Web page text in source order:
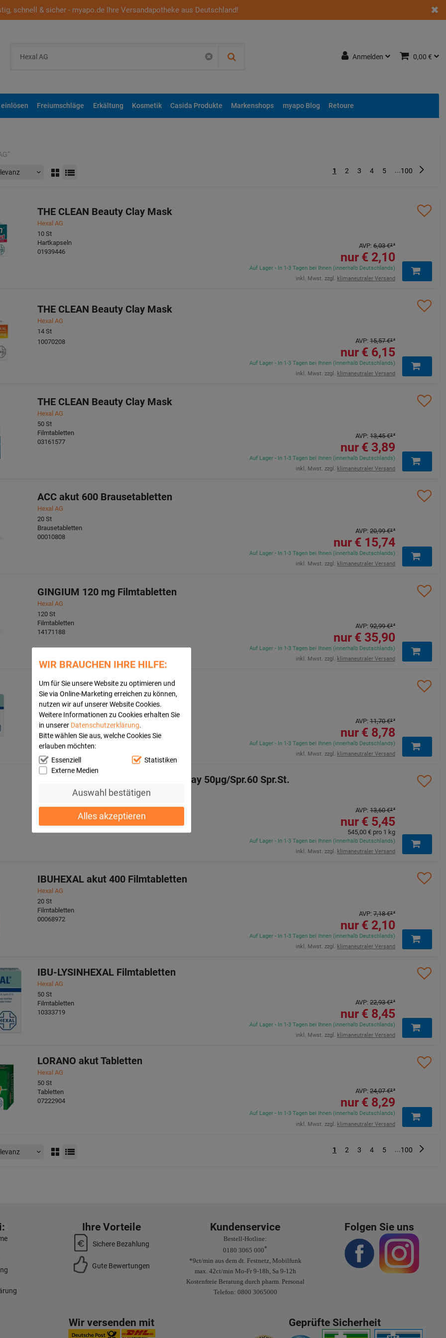
schnell & sicher - myapo.de Ihre Versandapotheke aus Deutschland!
WIR BRAUCHEN IHRE HILFE:
Um für Sie unsere Website zu optimieren und
Sie via Online-Marketing erreichen zu können,
nutzen wir auf unserer Website Cookies.
Weitere Informationen zu Cookies erhalten Sie
in unserer Datenschutzerklärung.
Bitte wählen Sie aus, welche Cookies Sie
erlauben möchten:
Essenziell
Statistiken
Externe Medien
Auswahl bestätigen
Alles akzeptieren
Anmelden 0,00 €
Freiumschläge Erkältung Kosmetik Casida Produkte Markenshops myapo Blog Retoure
“
1 2 3 4 5 ...100 Nächste
THE CLEAN Beauty Clay Mask
Hexal AG
10 St
Hartkapseln
01939446
2,10 €
AVP: 6,03 €²
Auf Lager - In 1-3 Tagen bei Ihnen (innerhalb Deutschlands)
inkl. Mwst. zzgl. klimaneutraler Versand
THE CLEAN Beauty Clay Mask
Hexal AG
14 St
10070208
6,15 €
AVP: 15,57 €²
Auf Lager - In 1-3 Tagen bei Ihnen (innerhalb Deutschlands)
inkl. Mwst. zzgl. klimaneutraler Versand
THE CLEAN Beauty Clay Mask
Hexal AG
50 St
Filmtabletten
03161577
3,89 €
AVP: 13,45 €²
Auf Lager - In 1-3 Tagen bei Ihnen (innerhalb Deutschlands)
inkl. Mwst. zzgl. klimaneutraler Versand
ACC akut 600 Brausetabletten
Hexal AG
20 St
Brausetabletten
00010808
15,74 €
AVP: 20,99 €²
Auf Lager - In 1-3 Tagen bei Ihnen (innerhalb Deutschlands)
inkl. Mwst. zzgl. klimaneutraler Versand
GINGIUM 120 mg Filmtabletten
Hexal AG
120 St
Filmtabletten
14171188
35,90 €
AVP: 92,99 €²
Auf Lager - In 1-3 Tagen bei Ihnen (innerhalb Deutschlands)
inkl. Mwst. zzgl. klimaneutraler Versand
IBU-LYSINHEXAL Filmtabletten
Hexal AG
20St
Filmtabletten
07532243
8,78 €
AVP: 11,70 €²
Auf Lager - In 1-3 Tagen bei Ihnen (innerhalb Deutschlands)
inkl. Mwst. zzgl. klimaneutraler Versand
MOMETAHEXAL Heuschnupfenspray 50µg/Spr.60 Spr.St.
5,45 €
AVP: 13,60 €²
Auf Lager - In 1-3 Tagen bei Ihnen (innerhalb Deutschlands)
inkl. Mwst. zzgl. klimaneutraler Versand
545,00 €pro 1 kg
IBUHEXAL akut 400 Filmtabletten
Hexal AG
20 St
Filmtabletten
00068972
2,10 €
AVP: 7,18 €²
Auf Lager - In 1-3 Tagen bei Ihnen (innerhalb Deutschlands)
inkl. Mwst. zzgl. klimaneutraler Versand
IBU-LYSINHEXAL Filmtabletten
Hexal AG
50 St
Filmtabletten
10333719
8,45 €
AVP: 22,93 €²
Auf Lager - In 1-3 Tagen bei Ihnen (innerhalb Deutschlands)
inkl. Mwst. zzgl. klimaneutraler Versand
LORANO akut Tabletten
Hexal AG
50 St
Tabletten
07222904
8,29 €
AVP: 24,07 €²
Auf Lager - In 1-3 Tagen bei Ihnen (innerhalb Deutschlands)
inkl. Mwst. zzgl. klimaneutraler Versand
1 2 3 4 5 ...100 Nächste
Ihre Vorteile
Sichere Bezahlung
Gute Bewertungen
Kundenservice
Bestell-Hotline:
0180 3065 000*
*9ct/min aus dem dt. Festnetz, Mobilfunk
max. 42ct/min Mo-Fr 9-18h, Sa 9-12h
Kostenfreie Beratung durch pharm. Personal
Telefon: 0800 3065000
Folgen Sie uns
Wir versenden mit Geprüfte Sicherheit